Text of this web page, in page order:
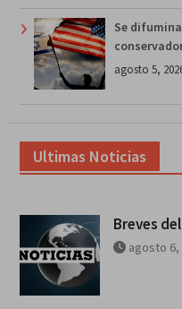
Se
agosto 5,
Ultimas Noticias
Breves
agosto 6,